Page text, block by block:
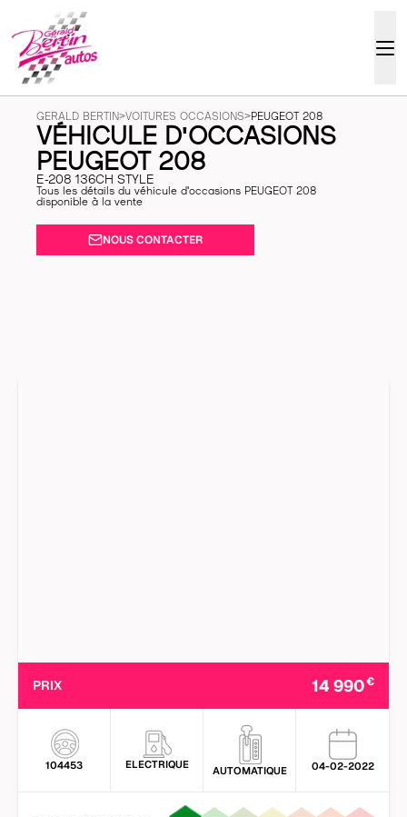
GERALD BERTIN>VOITURES OCCASIONS>PEUGEOT 208
VÉHICULE D'OCCASIONS
PEUGEOT 208
E-208 136CH STYLE
Tous les détails du véhicule d'occasions PEUGEOT 208
disponible à la vente
NOUS CONTACTER
PRIX 14 990€
104453 ELECTRIQUE AUTOMATIQUE 04-02-2022